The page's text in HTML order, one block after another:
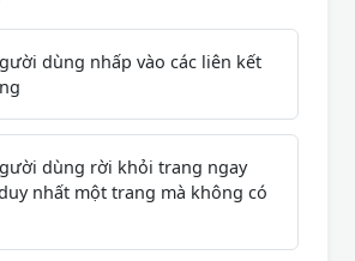
dùng nhấp vào các liên kết
dùng rời khỏi trang ngay
nhất một trang mà không có